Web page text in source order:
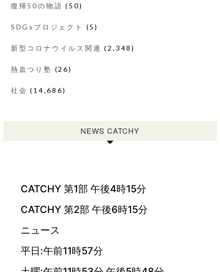
復帰50の物語 (50)
SDGsプロジェクト (5)
新型コロナウイルス関連 (2,348)
熱血つり塾 (26)
社会 (14,686)
NEWS CATCHY
CATCHY 第1部 午後4時15分
CATCHY 第2部 午後6時15分
ニュース
平日:午前11時57分